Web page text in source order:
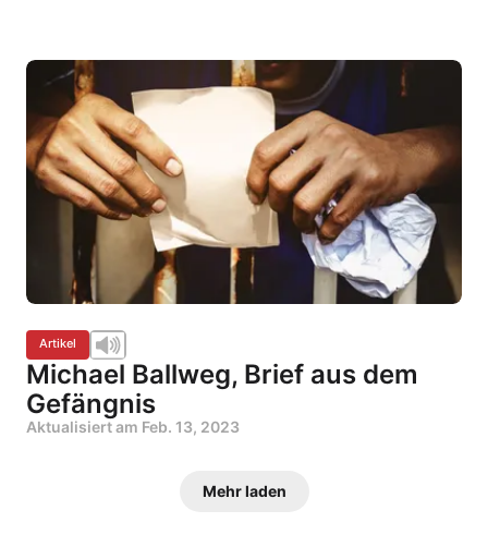
Artikel
Michael Ballweg, Brief aus dem
Gefängnis
Aktualisiert am Feb. 13, 2023
Mehr laden